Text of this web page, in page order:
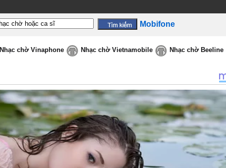
Mobifone
Nhạc chờ Vinaphone Nhạc chờ Vietnamobile Nhạc chờ Beeline